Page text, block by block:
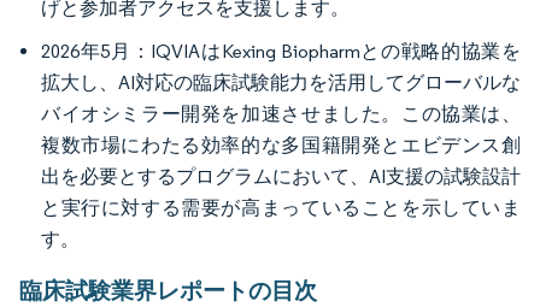
げと参加者アクセスを支援します。
2026年5月：IQVIAはKexing Biopharmとの戦略的協業を
拡大し、AI対応の臨床試験能力を活用してグローバルな
バイオシミラー開発を加速させました。この協業は、
複数市場にわたる効率的な多国籍開発とエビデンス創
出を必要とするプログラムにおいて、AI支援の試験設計
と実行に対する需要が高まっていることを示していま
す。
臨床試験業界レポートの目次